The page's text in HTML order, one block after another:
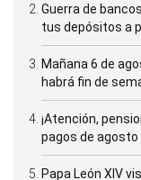
Guerra de
tus depósitos a
Mañana 6 de
habrá fin de
¡Atención,
pagos de agosto
Papa León XIV